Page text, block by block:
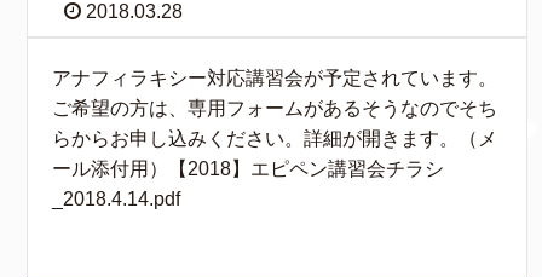
2018.03.28
アナフィラキシー対応講習会が予定されています。
ご希望の方は、専用フォームがあるそうなのでそち
らからお申し込みください。詳細が開きます。（メ
ール添付用）【2018】エピペン講習会チラシ
_2018.4.14.pdf